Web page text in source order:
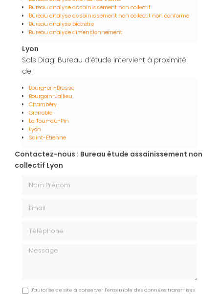
Bureau analyse assainissement non collectif
Bureau analyse assainissement non collectif non conforme
Bureau analyse biotretre
Bureau analyse dimensionnement
Lyon
Sols Diag’ Bureau d’étude intervient à proximité
de :
Bourg-en-Bresse
Bourgoin-Jallieu
Chambéry
Grenoble
La Tour-du-Pin
Lyon
Saint-Etienne
Contactez-nous : Bureau étude assainissement non
collectif Lyon
Nom Prénom
Téléphone
Message
J'autorise ce site à conserver l'ensemble des données transmises